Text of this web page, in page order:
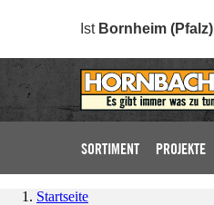
Ist Bornheim (Pfalz)
SORTIMENT PROJEKTE
Startseite